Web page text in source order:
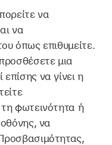
να
να
όπως επιθυμείτε.
μια
να γίνει η
φωτεινότητα ή
να